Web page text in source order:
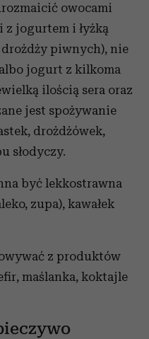
owocami
z jogurtem i łyżką
piwnych), nie
jogurt z kilkoma
ilością sera oraz
jest spożywanie
drożdżówek,
słodyczy.
być lekkostrawna
zupa), kawałek
z produktów
maślanka, koktajle